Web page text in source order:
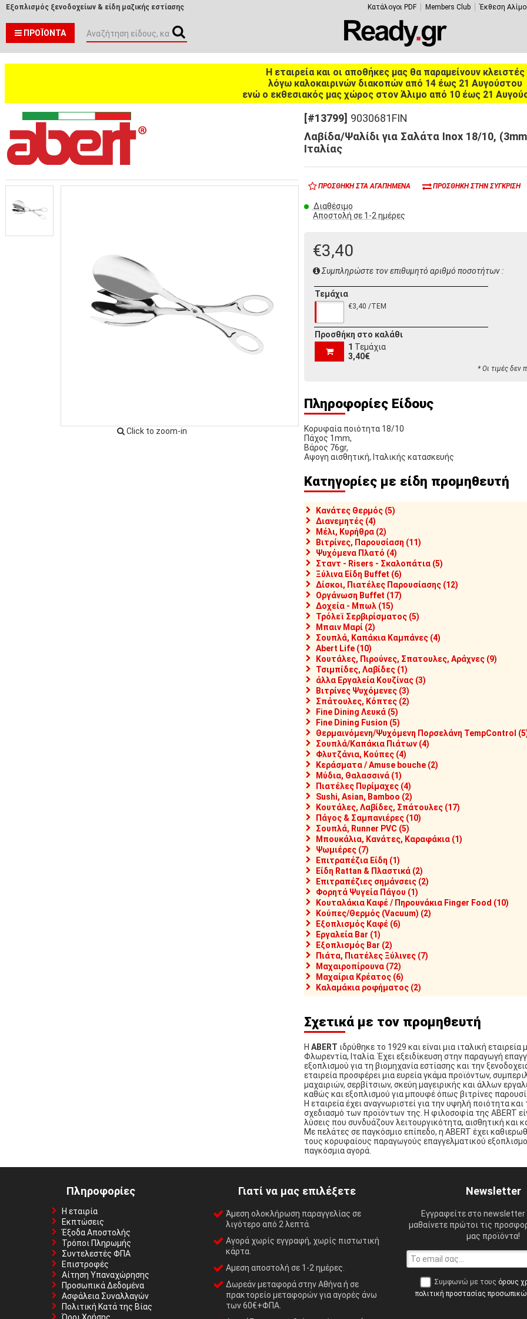
Εξοπλισμός ξενοδοχείων & είδη μαζικής εστίασης Κατάλογοι PDF Members Club Έκθεση
ΠΡΟΪΌΝΤΑ
Η εταιρεία και οι αποθήκες μας θα παραμείνουν κλειστές
λόγω καλοκαιρινών διακοπών από 14 έως 21 Αυγούστου
ενώ ο εκθεσιακός μας χώρος στον Άλιμο από 10 έως 21
Click to zoom-in
[#13799] 9030681FIN
Λαβίδα/Ψαλίδι για Σαλάτα Inox 18/10,
Ιταλίας
ΠΡΟΣΘΉΚΗ ΣΤΑ ΑΓΑΠΗΜΈΝΑ ΠΡΟΣΘΉΚΗ ΣΤΗΝ ΣΎΓΚΡΙΣΗ
Διαθέσιμο
Αποστολή σε 1-2 ημέρες
€3,40
Συμπληρώστε τον επιθυμητό αριθμό ποσοτήτων :
Τεμάχια
€3,40 /ΤΕΜ
Προσθήκη στο καλάθι
1 Τεμάχια
3,40€
* Οι τιμές δεν
Πληροφορίες Είδους
Κορυφαία ποιότητα 18/10
Πάχος 1mm,
Βάρος 76gr,
Αψογη αισθητική, Ιταλικής κατασκευής
Κατηγορίες με είδη προμηθευτή
Κανάτες Θερμός (5)
Διανεμητές (4)
Μέλι, Κυρήθρα (2)
Βιτρίνες, Παρουσίαση (11)
Ψυχόμενα Πλατό (4)
Σταντ - Risers - Σκαλοπάτια (5)
Ξύλινα Είδη Buffet (6)
Δίσκοι, Πιατέλες Παρουσίασης (12)
Οργάνωση Buffet (17)
Δοχεία - Μπωλ (15)
Τρόλεϊ Σερβιρίσματος (5)
Μπαιν Μαρί (2)
Σουπλά, Καπάκια Καμπάνες (4)
Abert Life (10)
Κουτάλες, Πιρούνες, Σπατουλες, Αράχνες (9)
Τσιμπίδες, Λαβίδες (1)
άλλα Εργαλεία Κουζίνας (3)
Βιτρίνες Ψυχόμενες (3)
Σπάτουλες, Κόπτες (2)
Fine Dining Λευκά (5)
Fine Dining Fusion (5)
Θερμαινόμενη/Ψυχόμενη Πορσελάνη TempControl
Σουπλά/Καπάκια Πιάτων (4)
Φλυτζάνια, Κούπες (4)
Κεράσματα / Amuse bouche (2)
Μύδια, Θαλασσινά (1)
Πιατέλες Πυρίμαχες (4)
Sushi, Asian, Bamboo (2)
Κουτάλες, Λαβίδες, Σπάτουλες (17)
Πάγος & Σαμπανιέρες (10)
Σουπλά, Runner PVC (5)
Μπουκάλια, Κανάτες, Καραφάκια (1)
Ψωμιέρες (7)
Επιτραπέζια Είδη (1)
Είδη Rattan & Πλαστικά (2)
Επιτραπέζιες σημάνσεις (2)
Φορητά Ψυγεία Πάγου (1)
Κουταλάκια Καφέ / Πηρουνάκια Finger Food (10)
Κούπες/Θερμός (Vacuum) (2)
Εξοπλισμός Καφέ (6)
Εργαλεία Bar (1)
Εξοπλισμός Bar (2)
Πιάτα, Πιατέλες Ξύλινες (7)
Μαχαιροπίρουνα (72)
Μαχαίρια Κρέατος (6)
Καλαμάκια ροφήματος (2)
Σχετικά με τον προμηθευτή
Η ABERT ιδρύθηκε το 1929 και είναι μια ιταλική εταιρεία
Φλωρεντία, Ιταλία. Έχει εξειδίκευση στην παραγωγή
εξοπλισμού για τη βιομηχανία εστίασης και την
εταιρεία προσφέρει μια ευρεία γκάμα προϊόντων,
μαχαιριών, σερβίτσιων, σκεύη μαγειρικής και άλλων
καθώς και εξοπλισμού για μπουφέ όπως βιτρίνες
Η εταιρεία έχει αναγνωριστεί για την υψηλή ποιότητα και
σχεδιασμό των προϊόντων της. Η φιλοσοφία της ABERT
λύσεις που συνδυάζουν λειτουργικότητα, αισθητική και
Με πελάτες σε παγκόσμιο επίπεδο, η ABERT έχει
τους κορυφαίους παραγωγούς επαγγελματικού
παγκόσμια αγορά.
Πληροφορίες
Η εταιρία
Εκπτώσεις
Έξοδα Αποστολής
Τρόποι Πληρωμής
Συντελεστές ΦΠΑ
Επιστροφές
Αίτηση Υπαναχώρησης
Προσωπικά Δεδομένα
Ασφάλεια Συναλλαγών
Πολιτική Κατά της Βίας
Γιατί να μας επιλέξετε
Άμεση ολοκλήρωση παραγγελίας σε
λιγότερο από 2 λεπτά.
Αγορά χωρίς εγγραφή, χωρίς πιστωτική
κάρτα.
Αμεση αποστολή σε 1-2 ημέρες.
Δωρεάν μεταφορά στην Αθήνα ή σε
πρακτορείο μεταφορών για αγορές άνω
των 60€+ΦΠΑ.
Newsletter
Εγγραφείτε στο newsletter
μαθαίνετε πρώτοι τις
μας προϊόντα!
Συμφωνώ με τους όρους
πολιτική προστασίας